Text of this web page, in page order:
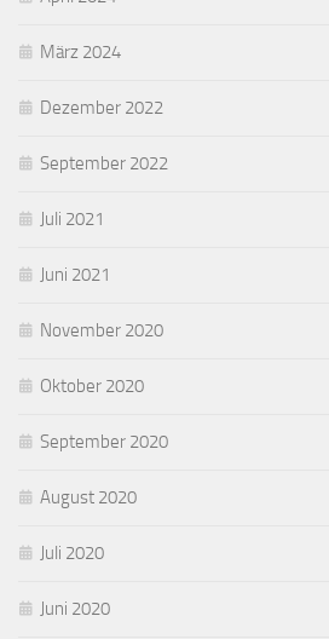
März 2024
Dezember 2022
September 2022
Juli 2021
Juni 2021
November 2020
Oktober 2020
September 2020
August 2020
Juli 2020
Juni 2020